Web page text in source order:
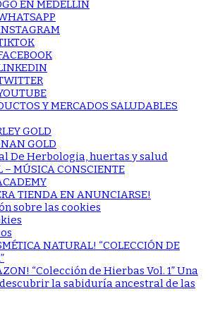
EN MEDELLÍN
Y MERCADOS SALUDABLES
GOLD
GOLD
De Herbologia, huertas y salud
– MÚSICA CONSCIENTE
TIENDA EN ANUNCIARSE!
sobre las cookies
NATURAL! “COLECCIÓN DE
“Colección de Hierbas Vol. 1” Una
la sabiduría ancestral de las